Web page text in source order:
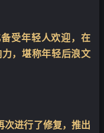
受年轻人欢迎，在
，堪称年轻后浪文
次进行了修复，推出